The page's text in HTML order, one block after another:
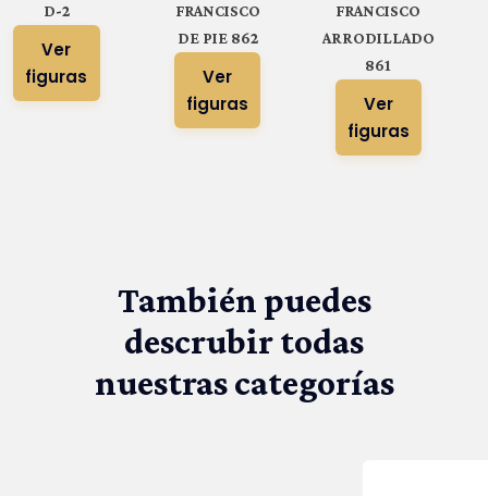
D-2
Ver
figuras
FRANCISCO
DE PIE 862
Ver
figuras
FRANCISCO
ARRODILLADO
861
Ver
figuras
También puedes
descrubir todas
nuestras categorías